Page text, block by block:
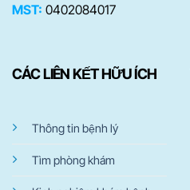
MST: 0402084017
CÁC LIÊN KẾT HỮU ÍCH
Thông tin bệnh lý
Tìm phòng khám